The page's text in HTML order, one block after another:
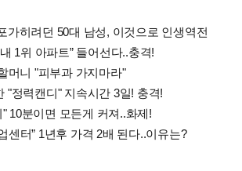
가히려던 50대 남성, 이것으로 인생역전
1위 아파트” 들어선다..충격!
머니 "피부과 가지마라"
"정력캔디" 지속시간 3일! 충격!
10분이면 모든게 커져..화제!
센터” 1년후 가격 2배 된다..이유는?